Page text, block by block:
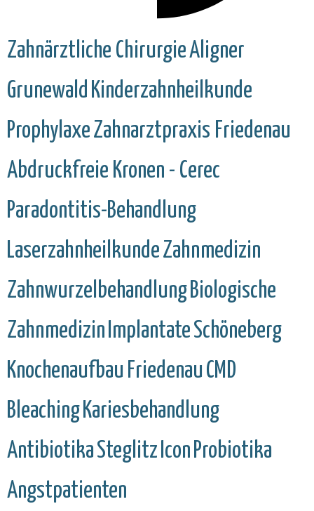
Zahnärztliche ChirurgieAligner
Grunewald Kinderzahnheilkunde
ProphylaxeZahnarztpraxis Friedenau
Abdruckfreie Kronen - Cerec
Paradontitis-Behandlung
LaserzahnheilkundeZahnmedizin
Zahnwurzelbehandlung Biologische
Zahnmedizin ImplantateSchöneberg
Knochenaufbau Friedenau CMD
Bleaching Kariesbehandlung
AntibiotikaSteglitz Icon Probiotika
Angstpatienten